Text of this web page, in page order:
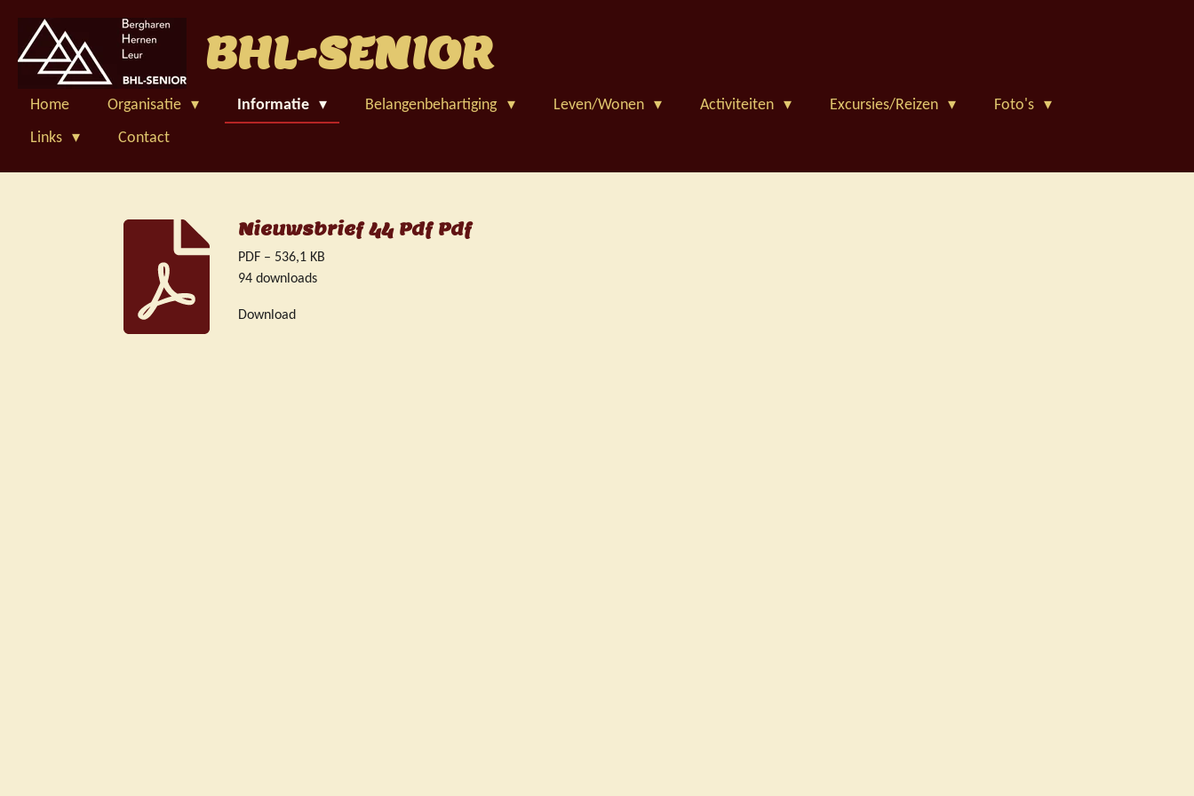
direct
naar
hoofdinhoud
BHL-SENIOR
Home Organisatie Informatie Belangenbehartiging Leven/Wonen Activiteiten Excursies/Reizen
Foto's
Links
Contact
Nieuwsbrief 44 Pdf Pdf
PDF – 536,1 KB
94 downloads
Download